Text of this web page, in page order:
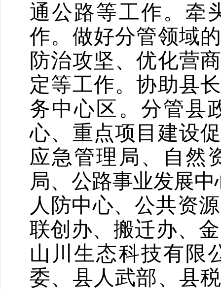
通公路等工作。牵
作。做好分管领域
防治攻坚、优化营
定等工作。协助县
务中心区。 分管县
心、 重点项目建设
应急管理局、
自然
局、 公路事业发展中
人防中心、 公共资
联创办、 搬迁办、
山川生态科技有限
委、县人武部、 县